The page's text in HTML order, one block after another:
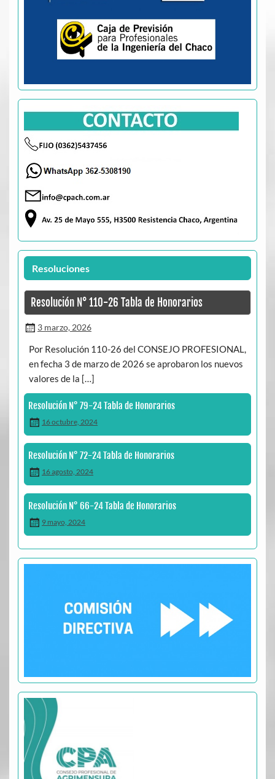
Resoluciones
Resolución N° 110-26 Tabla de Honorarios
3 marzo, 2026
Por Resolución 110-26 del CONSEJO PROFESIONAL,
en fecha 3 de marzo de 2026 se aprobaron los nuevos
valores de la […]
Resolución N° 79-24 Tabla de Honorarios
16 octubre, 2024
Resolución N° 72-24 Tabla de Honorarios
16 agosto, 2024
Resolución N° 66-24 Tabla de Honorarios
9 mayo, 2024